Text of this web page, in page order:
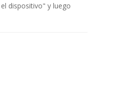
dispositivo" y luego